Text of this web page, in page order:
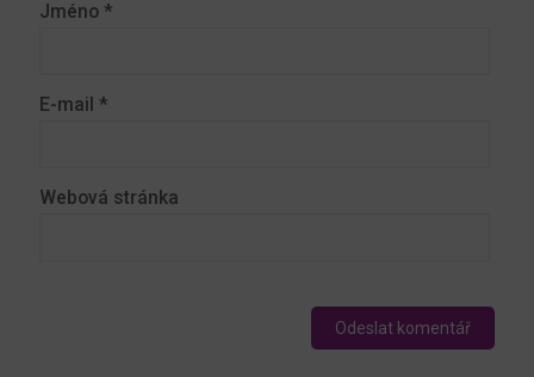
Jméno *
E-mail *
Webová stránka